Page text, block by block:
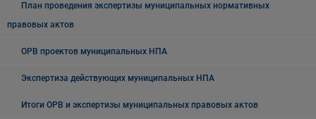
План проведения экспертизы муниципальных нормативных
правовых актов
ОРВ проектов муниципальных НПА
Экспертиза действующих муниципальных НПА
Итоги ОРВ и экспертизы муниципальных правовых актов